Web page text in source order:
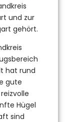
und zur
gehört.
hat rund
gute
Hügel
sind